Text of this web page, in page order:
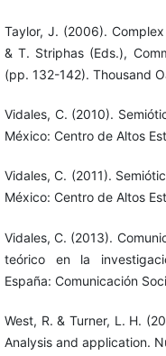
Taylor, J. (2006).
& T. Striphas (Eds.),
(pp. 132-142). Thousand
Vidales, C. (2010).
México: Centro de Altos
Vidales, C. (2011).
México: Centro de Altos
Vidales, C. (2013).
teórico en la
España: Comunicación
West, R. & Turner, L. H.
Analysis and application.